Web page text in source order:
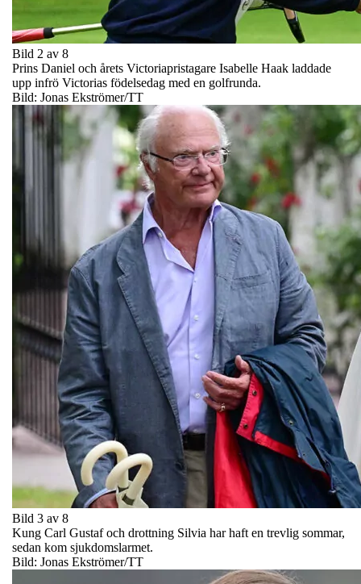
Bild 2 av 8
Prins Daniel och årets Victoriapristagare Isabelle Haak laddade
upp infrö Victorias födelsedag med en golfrunda.
Bild: Jonas Ekströmer/TT
Bild 3 av 8
Kung Carl Gustaf och drottning Silvia har haft en trevlig sommar,
sedan kom sjukdomslarmet.
Bild: Jonas Ekströmer/TT